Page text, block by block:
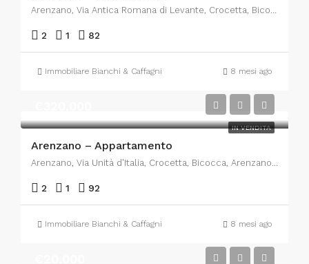
Arenzano, Via Antica Romana di Levante, Crocetta, Bicocca, Arenzano, Genova, Liguria, 16011, Italia
2 1 82
Immobiliare Bianchi & Caffagni 8 mesi ago
IN VENDITA
Arenzano – Appartamento
Arenzano, Via Unità d'Italia, Crocetta, Bicocca, Arenzano, Genova, Liguria, 16011, Italia
2 1 92
Immobiliare Bianchi & Caffagni 8 mesi ago